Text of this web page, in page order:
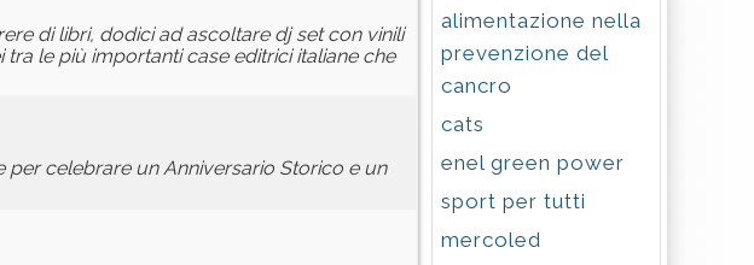
di libri, dodici ad ascoltare dj set con vinili
le più importanti case editrici italiane che
per celebrare un Anniversario Storico e un
alimentazione nella
prevenzione del
cancro
cats
enel green power
sport per tutti
mercoled